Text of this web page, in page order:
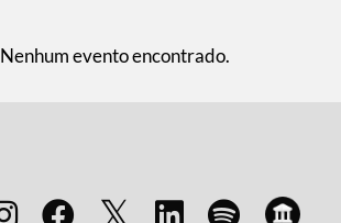
Nenhum evento encontrado.